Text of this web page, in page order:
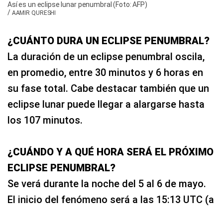
Así es un eclipse lunar penumbral (Foto: AFP)
/ AAMIR QURESHI
¿CUÁNTO DURA UN ECLIPSE PENUMBRAL?
La duración de un eclipse penumbral oscila,
en promedio, entre 30 minutos y 6 horas en
su fase total. Cabe destacar también que un
eclipse lunar puede llegar a alargarse hasta
los 107 minutos.
¿CUÁNDO Y A QUÉ HORA SERÁ EL PRÓXIMO
ECLIPSE PENUMBRAL?
Se verá durante la noche del 5 al 6 de mayo.
El inicio del fenómeno será a las 15:13 UTC (a